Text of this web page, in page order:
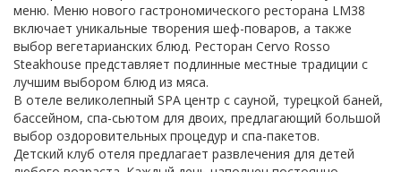
меню. Меню нового гастрономического ресторана LM38
включает уникальные творения шеф-поваров, а также
выбор вегетарианских блюд. Ресторан Cervo Rosso
Steakhouse представляет подлинные местные традиции с
лучшим выбором блюд из мяса.
В отеле великолепный SPA центр с сауной, турецкой баней,
бассейном, спа-сьютом для двоих, предлагающий большой
выбор оздоровительных процедур и спа-пакетов.
Детский клуб отеля предлагает развлечения для детей